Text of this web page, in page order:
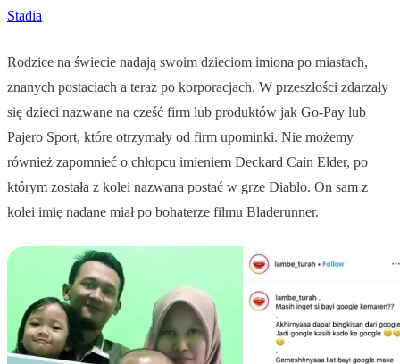
Stadia
Rodzice na świecie nadają swoim dzieciom imiona po miastach,
znanych postaciach a teraz po korporacjach. W przeszłości zdarzały
się dzieci nazwane na cześć firm lub produktów jak Go-Pay lub
Pajero Sport, które otrzymały od firm upominki. Nie możemy
również zapomnieć o chłopcu imieniem Deckard Cain Elder, po
którym została z kolei nazwana postać w grze Diablo. On sam z
kolei imię nadane miał po bohaterze filmu Bladerunner.